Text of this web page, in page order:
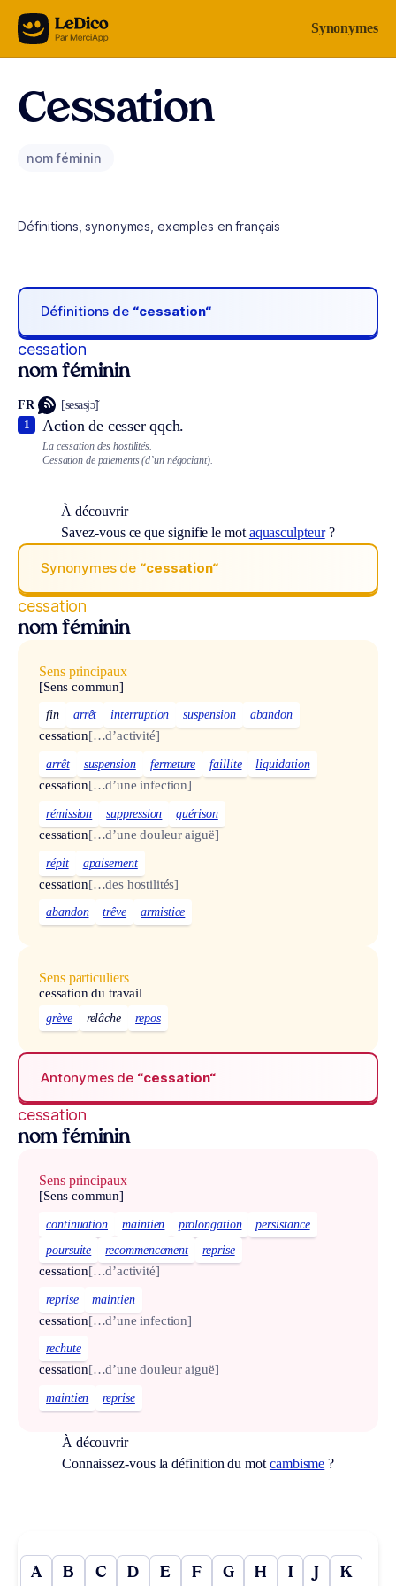
Aller au contenu Synonymes
Cessation
nom féminin
Définitions, synonymes, exemples en français
Définitions de “cessation“
cessation
nom féminin
FR [sesasjɔ̃]
Action de cesser qqch.
1
La cessation des hostilités.
Cessation de paiements (d’un négociant).
À découvrir
Savez-vous ce que signifie le mot aquasculpteur?
Synonymes de “cessation“
cessation
nom féminin
Sens principaux
[Sens commun]
fin arrêt interruption suspension abandon
cessation[…d’activité]
arrêt suspension fermeture faillite liquidation
cessation[…d’une infection]
rémission suppression guérison
cessation[…d’une douleur aiguë]
répit apaisement
cessation[…des hostilités]
abandon trêve armistice
Sens particuliers
cessation du travail
grève relâche repos
Antonymes de “cessation“
cessation
nom féminin
Sens principaux
[Sens commun]
continuation maintien prolongation
persistance
poursuite
recommencement reprise
cessation[…d’activité]
reprise maintien
cessation[…d’une infection]
rechute
cessation[…d’une douleur aiguë]
maintien reprise
À découvrir
Connaissez-vous la définition du mot cambisme ?
A B C D E F G H I J K